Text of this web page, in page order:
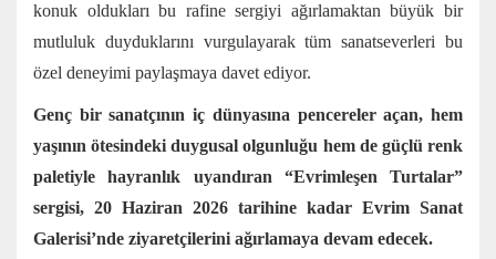
konuk oldukları bu rafine sergiyi ağırlamaktan büyük bir
mutluluk duyduklarını vurgulayarak tüm sanatseverleri bu
özel deneyimi paylaşmaya davet ediyor.
Genç bir sanatçının iç dünyasına pencereler açan, hem
yaşının ötesindeki duygusal olgunluğu hem de güçlü renk
paletiyle hayranlık uyandıran “Evrimleşen Turtalar”
sergisi, 20 Haziran 2026 tarihine kadar Evrim Sanat
Galerisi’nde ziyaretçilerini ağırlamaya devam edecek.